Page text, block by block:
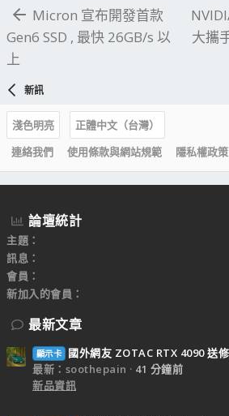
Micron 宣布開發首款
Gen6 SSD , 最快 26GB/s 以
上
大攜
新訊
淺色明亮
正體中文（台灣）
連絡我們
使用條款與網站規範 隱私權政策
論壇統計
主題
訊息
會員
新加入的會員
最新文章
顯示卡
國外網友 ZOTAC RTX 4090 送
最新：soothepain
41 分鐘前
新品資訊